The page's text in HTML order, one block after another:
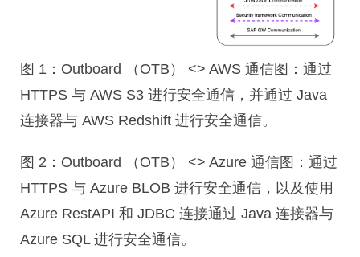
图 1：Outboard （OTB） <> AWS 通信图：通过
HTTPS 与 AWS S3 进行安全通信，并通过 Java
连接器与 AWS Redshift 进行安全通信。
图 2：Outboard （OTB） <> Azure 通信图：通过
HTTPS 与 Azure BLOB 进行安全通信，以及使用
Azure RestAPI 和 JDBC 连接通过 Java 连接器与
Azure SQL 进行安全通信。